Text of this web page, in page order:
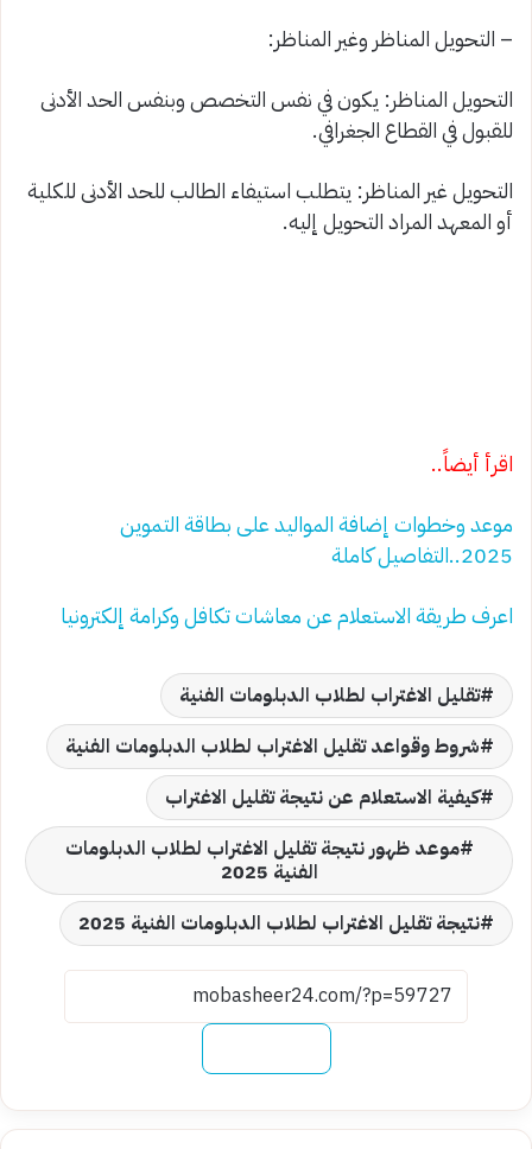
– التحويل المناظر وغير المناظر:
التحويل المناظر: يكون في نفس التخصص وبنفس الحد الأدنى
للقبول في القطاع الجغرافي.
التحويل غير المناظر: يتطلب استيفاء الطالب للحد الأدنى للكلية
أو المعهد المراد التحويل إليه.
اقرأ أيضاً..
موعد وخطوات إضافة المواليد على بطاقة التموين
2025..التفاصيل كاملة
اعرف طريقة الاستعلام عن معاشات تكافل وكرامة إلكترونيا
تقليل الاغتراب لطلاب الدبلومات الفنية
شروط وقواعد تقليل الاغتراب لطلاب الدبلومات الفنية
كيفية الاستعلام عن نتيجة تقليل الاغتراب
موعد ظهور نتيجة تقليل الاغتراب لطلاب الدبلومات
الفنية 2025
نتيجة تقليل الاغتراب لطلاب الدبلومات الفنية 2025